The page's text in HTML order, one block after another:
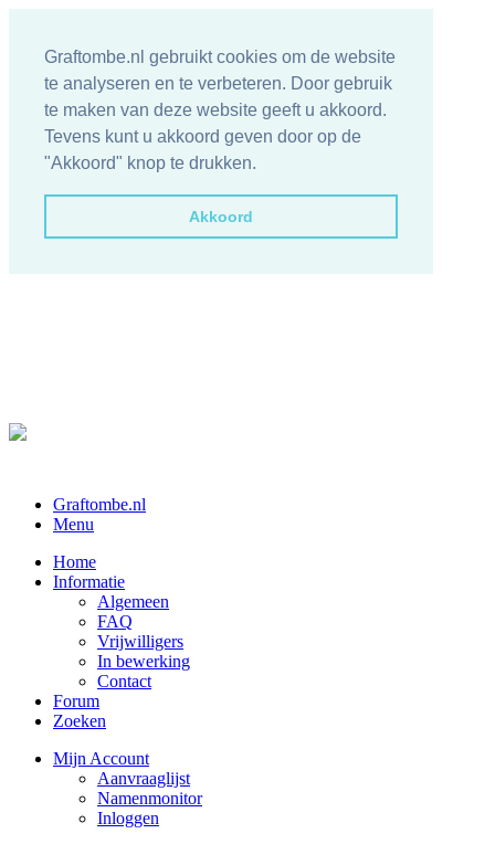
Graftombe.nl gebruikt cookies om de website
te analyseren en te verbeteren. Door gebruik
te maken van deze website geeft u akkoord.
Tevens kunt u akkoord geven door op de
"Akkoord" knop te drukken.
Akkoord
Graftombe.nl
Menu
Home
Informatie
Algemeen
FAQ
Vrijwilligers
In bewerking
Contact
Forum
Zoeken
Mijn Account
Aanvraaglijst
Namenmonitor
Inloggen